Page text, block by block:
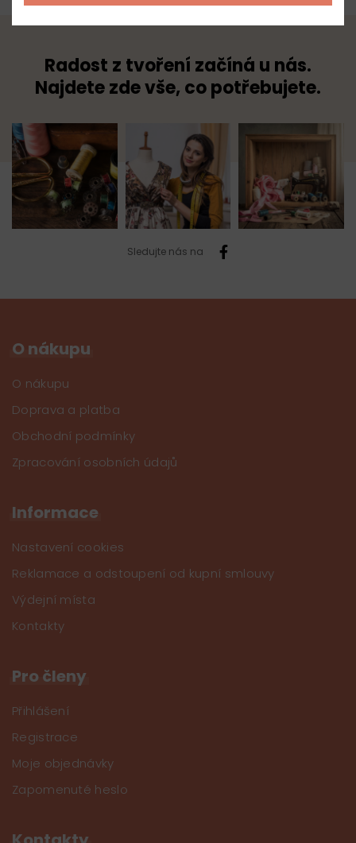
Radost z tvoření začíná u nás.
Najdete zde vše, co potřebujete.
Sledujte nás na
O nákupu
O nákupu
Doprava a platba
Obchodní podmínky
Zpracování osobních údajů
Informace
Nastavení cookies
Reklamace a odstoupení od kupní smlouvy
Výdejní místa
Kontakty
Pro členy
Přihlášení
Registrace
Moje objednávky
Zapomenuté heslo